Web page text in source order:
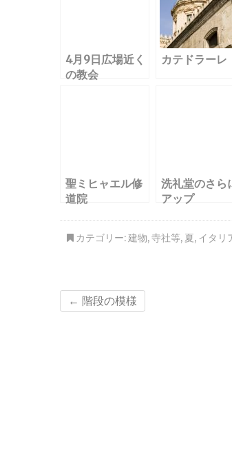
4月9日広場近く
の教会
カテドラーレ
聖ミヒャエル修
道院
洗礼堂のさら
アップ
カテゴリー:建物,寺社等, 夏, イタリ
← 階段の模様